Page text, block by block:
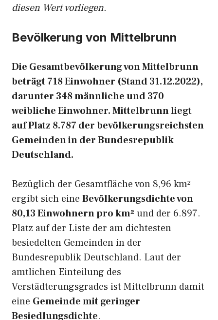
diesen Wert vorliegen.
Bevölkerung von Mittelbrunn
Die Gesamtbevölkerung von Mittelbrunn
beträgt 718 Einwohner (Stand 31.12.2022),
darunter 348 männliche und 370
weibliche Einwohner. Mittelbrunn liegt
auf Platz 8.787 der bevölkerungsreichsten
Gemeinden in der Bundesrepublik
Deutschland.
Bezüglich der Gesamtfläche von 8,96 km²
ergibt sich eine Bevölkerungsdichte von
80,13 Einwohnern pro km² und der 6.897.
Platz auf der Liste der am dichtesten
besiedelten Gemeinden in der
Bundesrepublik Deutschland. Laut der
amtlichen Einteilung des
Verstädterungsgrades ist Mittelbrunn damit
eine Gemeinde mit geringer
Besiedlungsdichte.